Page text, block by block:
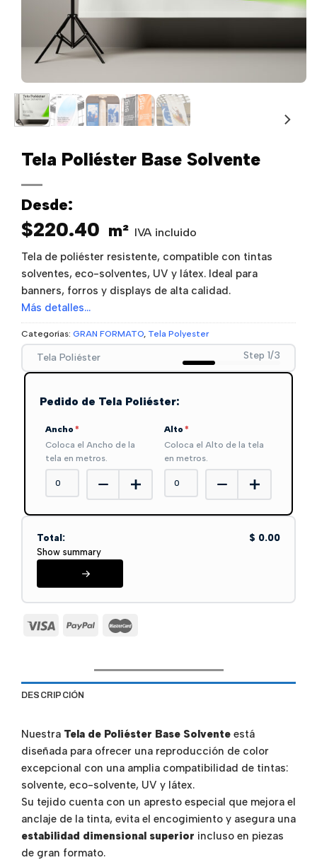
Tela Poliéster Base Solvente
Desde:
$220.40 m² IVA incluido
Tela de poliéster resistente, compatible con tintas
solventes, eco-solventes, UV y látex. Ideal para
banners, forros y displays de alta calidad.
Más detalles…
Categorías: GRAN FORMATO, Tela Polyester
Tela Poliéster Step 1/3
Pedido de Tela Poliéster:
Ancho *
Coloca el Ancho de la
tela en metros.
Alto *
Coloca el Alto de la tela
en metros.
Total:
$ 0.00
Show summary
DESCRIPCIÓN
Nuestra Tela de Poliéster Base Solvente está
diseñada para ofrecer una reproducción de color
excepcional con una amplia compatibilidad de tintas:
solvente, eco-solvente, UV y látex.
Su tejido cuenta con un apresto especial que mejora el
anclaje de la tinta, evita el encogimiento y asegura una
estabilidad dimensional superior incluso en piezas
de gran formato.